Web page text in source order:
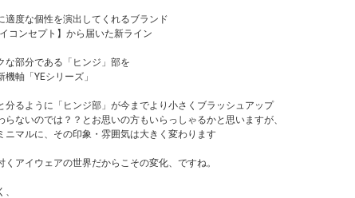
適度な個性を演出してくれるブランド
イコンセプト】から届いた新ライン
な部分である「ヒンジ」部を
軸「YEシリーズ」
分るように「ヒンジ部」が今までより小さくブラッシュアップ
らないのでは？？とお思いの方もいらっしゃるかと思いますが、
ニマルに、その印象・雰囲気は大きく変わります
くアイウェアの世界だからこその変化、ですね。